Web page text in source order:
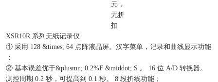
元，
无折
扣
XSR10R 系列无纸记录仪
① 采用 128 &times; 64 点阵液晶屏。汉字菜单，记录和曲线显示功能
；
② 基本误差优于&plusmn; 0.2%F &middot; S 。 16 位 A/D 转换器。
测控周期 0.2 秒，可提高到 0.1 秒。 8 段折线功能；